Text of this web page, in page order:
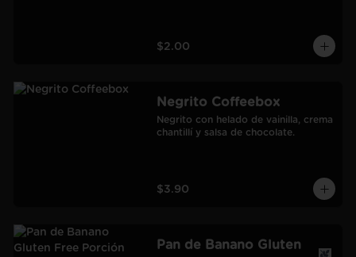
$2.00
Negrito Coffeebox
Negrito con helado de vainilla, crema
chantillí y salsa de chocolate.
$3.90
Pan de Banano Gluten